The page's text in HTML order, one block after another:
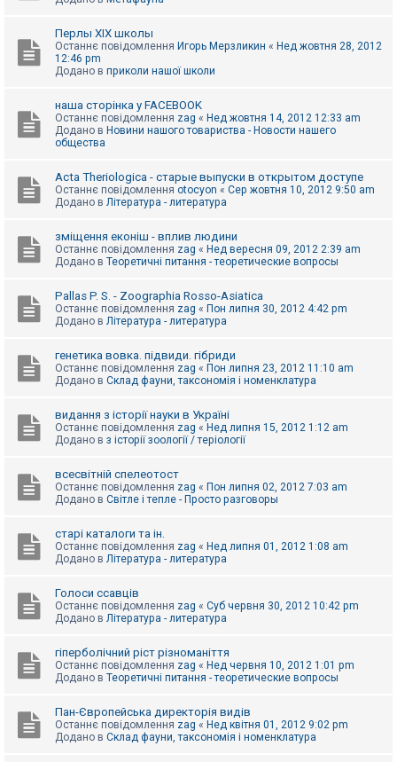
Перлы ХІХ школы
Останнє повідомлення Игорь Мерзликин « Нед жовтня 28, 2012
12:46 pm
Додано в приколи нашої школи
наша сторінка у FACEBOOK
Останнє повідомлення zag « Нед жовтня 14, 2012 12:33 am
Додано в Новини нашого товариства - Новости нашего
общества
Acta Theriologica - старые выпуски в открытом доступе
Останнє повідомлення otocyon « Сер жовтня 10, 2012 9:50 am
Додано в Література - литература
зміщення еконіш - вплив людини
Останнє повідомлення zag « Нед вересня 09, 2012 2:39 am
Додано в Теоретичні питання - теоретические вопросы
Pallas P. S. - Zoographia Rosso-Asiatica
Останнє повідомлення zag « Пон липня 30, 2012 4:42 pm
Додано в Література - литература
генетика вовка. підвиди. гібриди
Останнє повідомлення zag « Пон липня 23, 2012 11:10 am
Додано в Склад фауни, таксономія і номенклатура
видання з історії науки в Україні
Останнє повідомлення zag « Нед липня 15, 2012 1:12 am
Додано в з історії зоології / теріології
всесвітній спелеотост
Останнє повідомлення zag « Пон липня 02, 2012 7:03 am
Додано в Світле і тепле - Просто разговоры
старі каталоги та ін.
Останнє повідомлення zag « Нед липня 01, 2012 1:08 am
Додано в Література - литература
Голоси ссавців
Останнє повідомлення zag « Суб червня 30, 2012 10:42 pm
Додано в Література - литература
гіперболічний ріст різноманіття
Останнє повідомлення zag « Нед червня 10, 2012 1:01 pm
Додано в Теоретичні питання - теоретические вопросы
Пан-Європейська директорія видів
Останнє повідомлення zag « Нед квітня 01, 2012 9:02 pm
Додано в Склад фауни, таксономія і номенклатура